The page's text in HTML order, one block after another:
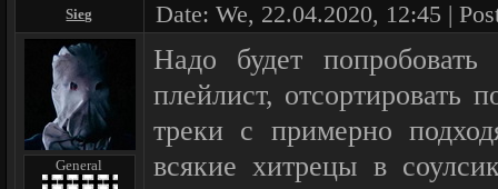
Sieg Date: We, 22.04.2020, 12:45 |
General
Надо будет
плейлист, отсортировать
треки с примерно
всякие хитрецы в